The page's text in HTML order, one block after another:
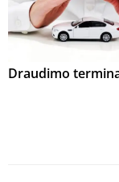
Draudimo